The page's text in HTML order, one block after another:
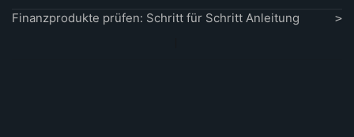
Finanzprodukte prüfen: Schritt für Schritt Anleitung